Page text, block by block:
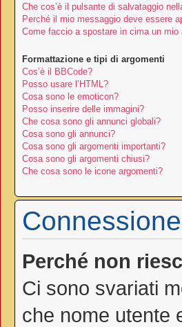
Che cos’è il pulsante di salvataggio
Perché il mio messaggio deve essere
Come faccio a spostare in cima un mio
Formattazione e tipi di argomenti
Cos’è il BBCode?
Posso usare l’HTML?
Cosa sono le emoticon?
Posso inserire delle immagini?
Che cosa sono gli annunci globali?
Cosa sono gli annunci?
Cosa sono gli argomenti importanti?
Cosa sono gli argomenti chiusi?
Che cosa sono le icone argomenti?
Perché non
Ci sono svariati
che nome utente